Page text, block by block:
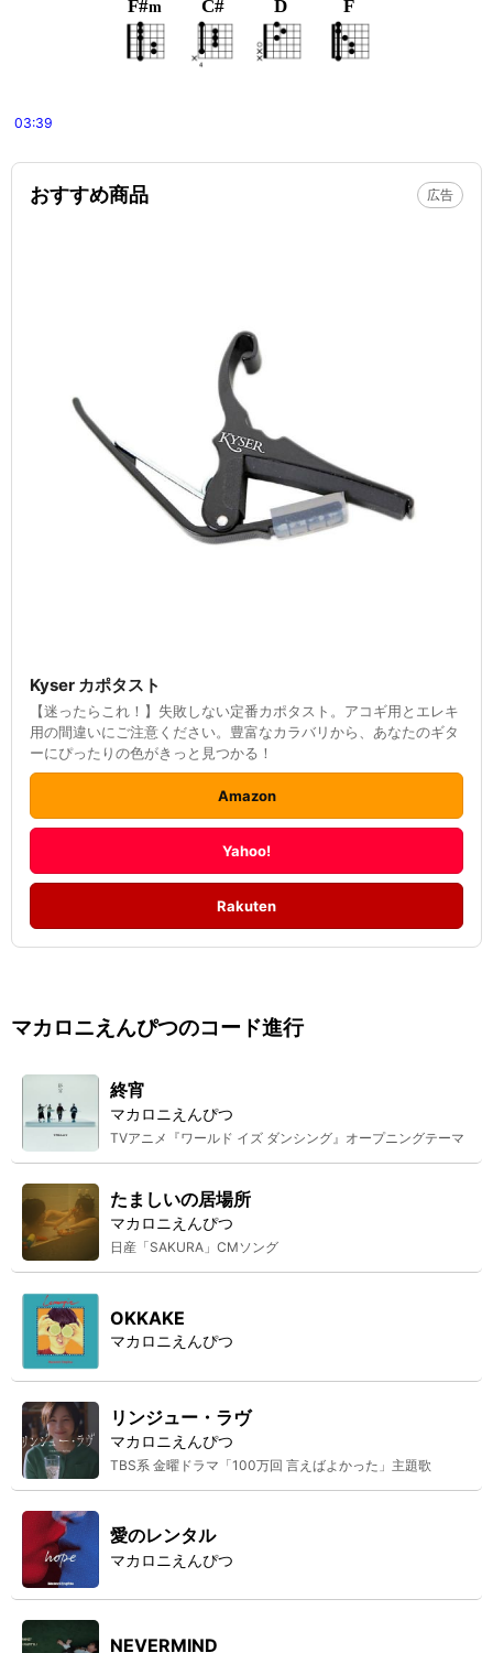
F#m C# D F
03:39
おすすめ商品 広告
Kyser カポタスト
【迷ったらこれ！】失敗しない定番カポタスト。アコギ用とエレキ
用の間違いにご注意ください。豊富なカラバリから、あなたのギタ
ーにぴったりの色がきっと見つかる！
Amazon
Yahoo!
Rakuten
マカロニえんぴつのコード進行
終宵
マカロニえんぴつ
TVアニメ『ワールド イズ ダンシング』オープニングテーマ
たましいの居場所
マカロニえんぴつ
日産「SAKURA」CMソング
OKKAKE
マカロニえんぴつ
リンジュー・ラヴ
マカロニえんぴつ
TBS系 金曜ドラマ「100万回 言えばよかった」主題歌
愛のレンタル
マカロニえんぴつ
NEVERMIND